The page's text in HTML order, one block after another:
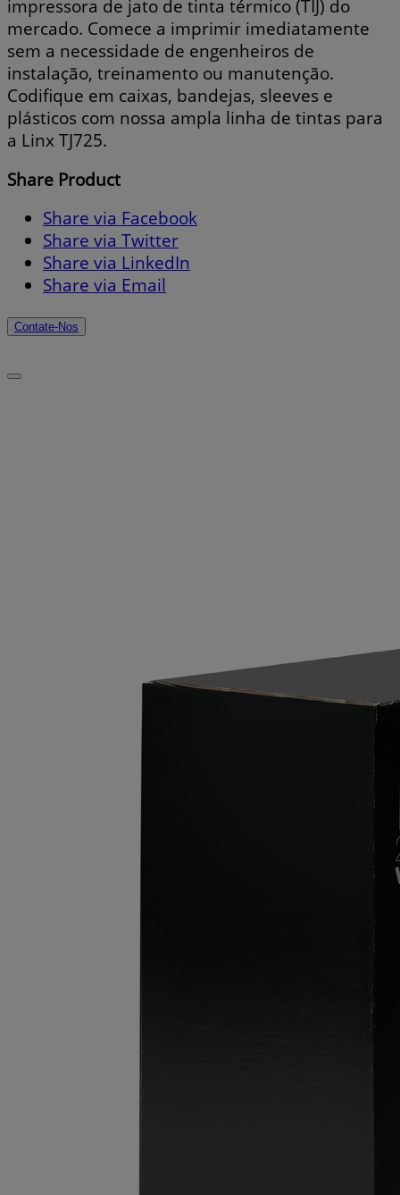
impressora de jato de tinta térmico (TIJ) do
mercado. Comece a imprimir imediatamente
sem a necessidade de engenheiros de
instalação, treinamento ou manutenção.
Codifique em caixas, bandejas, sleeves e
plásticos com nossa ampla linha de tintas para
a Linx TJ725.
Share Product
Share via Facebook
Share via Twitter
Share via LinkedIn
Share via Email
Contate-Nos